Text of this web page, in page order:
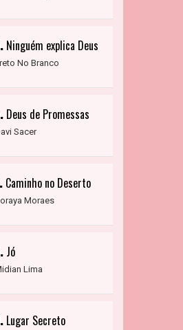
Ninguém explica Deus
No Branco
Deus de Promessas
Sacer
Caminho no Deserto
Moraes
Jó
Lima
Lugar Secreto